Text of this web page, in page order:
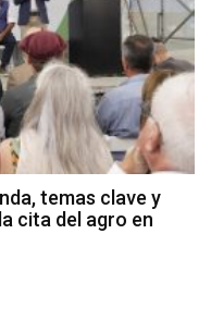
temas clave y
cita del agro en